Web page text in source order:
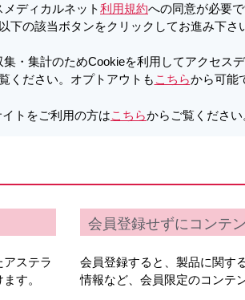
添付文書
ディカルネット利用規約への同意が必要で
下の該当ボタンをクリックしてお進み下さ
・集計のためCookieを利用してアクセスデ
ください。オプトアウトも こちらから可能
トをご利用の方はこちらからご覧ください
ステラ
す。
会員登録せずにコンテ
会員登録すると、製品に関す
情報など、会員限定のコンテ